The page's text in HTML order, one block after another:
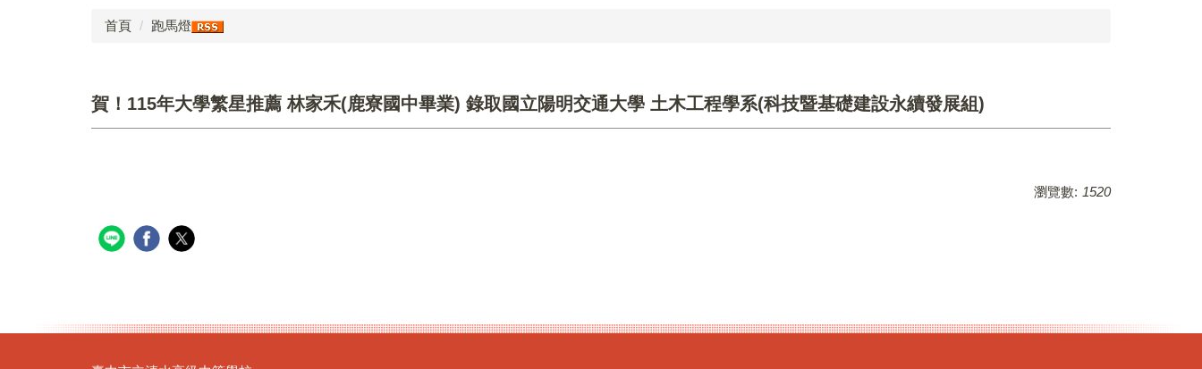
首頁 跑馬燈
賀！115年大學繁星推薦 林家禾(鹿寮國中畢業) 錄取國立陽明交通大學 土木工程學系(科技暨基礎建設永續發展組)
瀏覽數: 1520